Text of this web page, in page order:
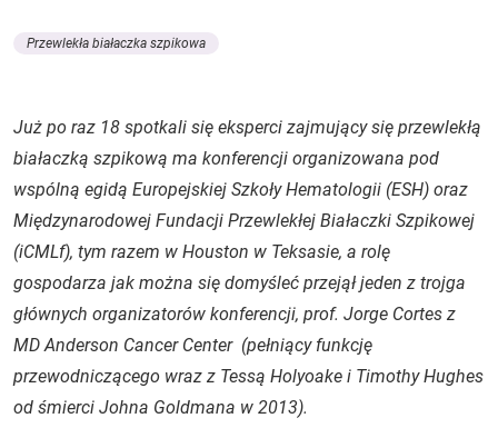
Przewlekła białaczka szpikowa
Już po raz 18 spotkali się eksperci zajmujący się przewlekłą
białaczką szpikową ma konferencji organizowana pod
wspólną egidą Europejskiej Szkoły Hematologii (ESH) oraz
Międzynarodowej Fundacji Przewlekłej Białaczki Szpikowej
(iCMLf), tym razem w Houston w Teksasie, a rolę
gospodarza jak można się domyśleć przejął jeden z trojga
głównych organizatorów konferencji, prof. Jorge Cortes z
MD Anderson Cancer Center (pełniący funkcję
przewodniczącego wraz z Tessą Holyoake i Timothy Hughes
od śmierci Johna Goldmana w 2013).